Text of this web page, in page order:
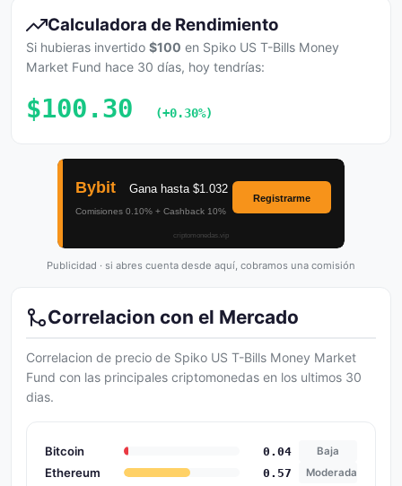
Calculadora de Rendimiento
Si hubieras invertido $100 en Spiko US T-Bills Money
Market Fund hace 30 días, hoy tendrías:
$100.30 (+0.30%)
Publicidad · si abres cuenta desde aquí, cobramos una comisión
Correlacion con el Mercado
Correlacion de precio de Spiko US T-Bills Money Market
Fund con las principales criptomonedas en los ultimos 30
dias.
Bitcoin 0.04 Baja
Ethereum 0.57 Moderada